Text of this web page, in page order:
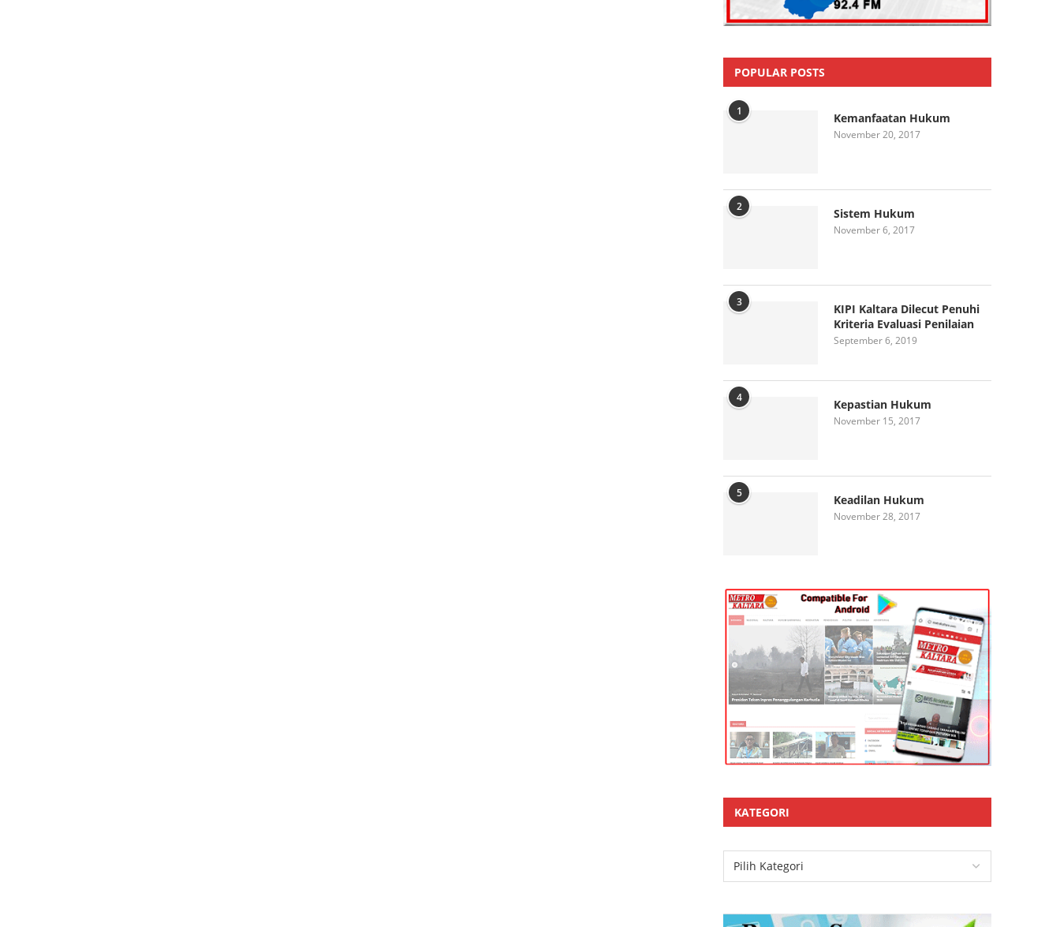
POPULAR POSTS
1 Kemanfaatan Hukum
November 20, 2017
2 Sistem Hukum
November 6, 2017
3
KIPI Kaltara Dilecut Penuhi
Kriteria Evaluasi Penilaian
September 6, 2019
4 Kepastian Hukum
November 15, 2017
5 Keadilan Hukum
November 28, 2017
KATEGORI